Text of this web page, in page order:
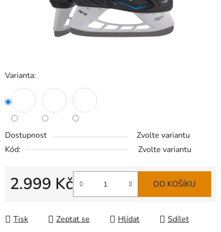
Varianta:
Dostupnost
Zvolte variantu
Kód:
Zvolte variantu
2.999 Kč DO KOŠÍKU
Tisk Zeptat se Hlídat Sdílet